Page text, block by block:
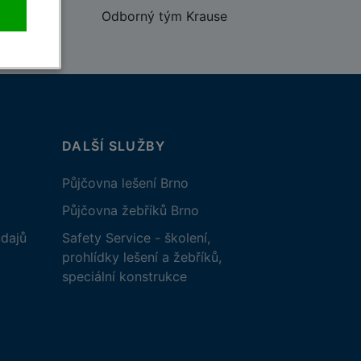
Odborný tým Krause
DALŠÍ SLUŽBY
Půjčovna lešení Brno
Půjčovna žebříků Brno
Safety Service - školení,
prohlídky lešení a žebříků,
speciální konstrukce